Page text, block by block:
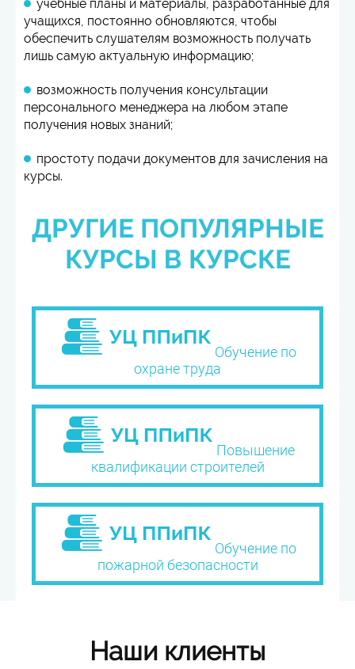
учебные планы и материалы, разработанные для
учащихся, постоянно обновляются, чтобы
обеспечить слушателям возможность получать
лишь самую актуальную информацию;
возможность получения консультации
персонального менеджера на любом этапе
получения новых знаний;
простоту подачи документов для зачисления на
курсы.
ДРУГИЕ ПОПУЛЯРНЫЕ
КУРСЫ В КУРСКЕ
Обучение по
охране труда
Повышение
квалификации строителей
Обучение по
пожарной безопасности
Наши клиенты